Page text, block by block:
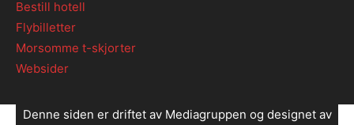
Bestill hotell
Flybilletter
Morsomme t-skjorter
Websider
Denne siden er driftet av Mediagruppen og designet av